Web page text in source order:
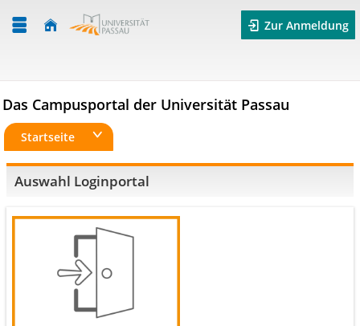
Zur Anmeldung
Das Campusportal der Universität Passau
Startseite
Auswahl Loginportal